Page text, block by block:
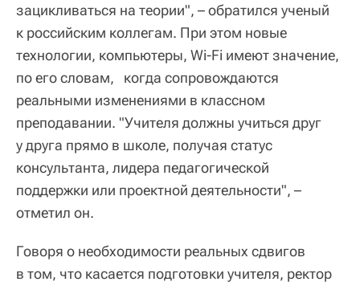
зацикливаться на теории", – обратился ученый
к российским коллегам. При этом новые
технологии, компьютеры, Wi-Fi имеют значение,
по его словам, когда сопровождаются
реальными изменениями в классном
преподавании. "Учителя должны учиться друг
у друга прямо в школе, получая статус
консультанта, лидера педагогической
поддержки или проектной деятельности", –
отметил он.
Говоря о необходимости реальных сдвигов
в том, что касается подготовки учителя, ректор